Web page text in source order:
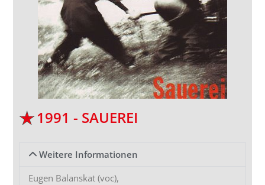
1991 - SAUEREI
Weitere Informationen
Eugen Balanskat (voc),